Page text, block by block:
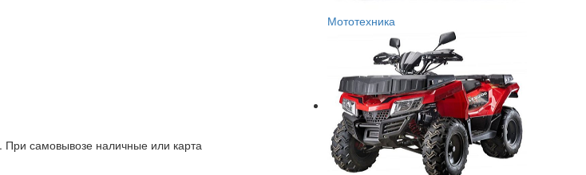
При самовывозе наличные или карта
Мототехника